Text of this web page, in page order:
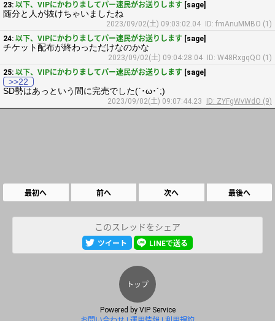
23: 以下、VIPにかわりましてパー速民がお送りします [sage]
随分と人が抜けちゃいましたね
2023/09/02(土) 09:03:02.04
ID: fmAnuMMBO (1)
24: 以下、VIPにかわりましてパー速民がお送りします [sage]
チケット配布が終わっただけなのかな
2023/09/02(土) 09:04:28.04
ID: W48RxgqQO (1)
25: 以下、VIPにかわりましてパー速民がお送りします [sage]
>>22
SD勢はあっという間に完売でした(`･ω･´;)
2023/09/02(土) 09:07:44.23 ID: ZYFgWvWdO (9)
最初へ 前へ 次へ 最後へ
このスレッドをシェア
ツイート LINEで送る
トップ
Powered by VIP Service